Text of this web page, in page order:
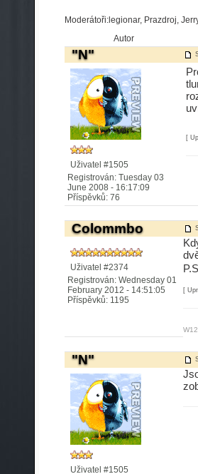
Moderátoři:legionar, Prazdroj,
Autor
"N"
Uživatel #1505
Registrován: Tuesday 03
June 2008 - 16:17:09
Příspěvků: 76
[
Colommbo
Uživatel #2374
Registrován: Wednesday 01
February 2012 - 14:51:05
Příspěvků: 1195
[
"N"
Uživatel #1505